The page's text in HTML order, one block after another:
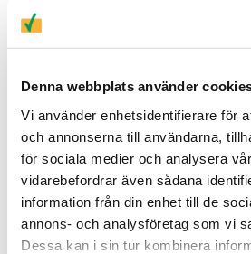
Denna webbplats använder
Vi använder enhetsidentifierare för
och annonserna till användarna,
för sociala medier och analysera
vidarebefordrar även sådana
information från din enhet till de
annons- och analysföretag som vi
Dessa kan i sin tur kombinera
Michell
QMA601